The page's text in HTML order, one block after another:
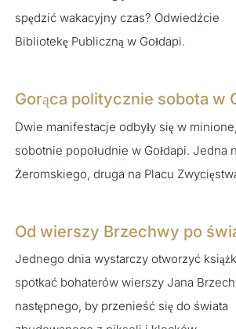
spędzić wakacyjny czas? Odwiedźcie
Bibliotekę Publiczną w Gołdapi.
Gorąca politycznie sobota w
Dwie manifestacje odbyły się w minione,
sobotnie popołudnie w Gołdapi. Jedna
Żeromskiego, druga na Placu
Od wierszy Brzechwy po
Jednego dnia wystarczy otworzyć
spotkać bohaterów wierszy Jana
następnego, by przenieść się do świata